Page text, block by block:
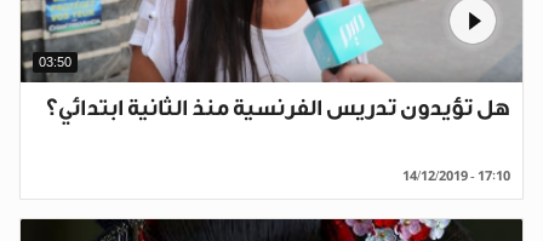
03:50
هل تؤيدون تدريس الفرنسية منذ الثانية ابتدائي؟
14/12/2019 - 17:10